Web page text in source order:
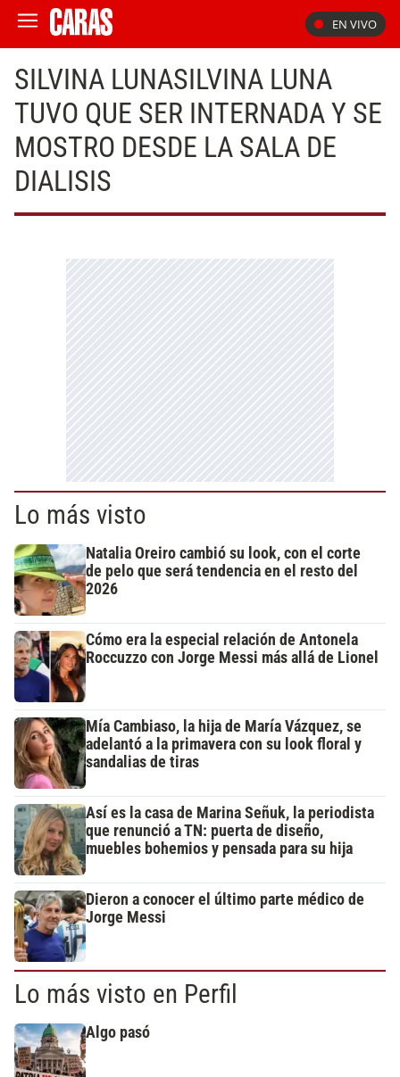
EN VIVO
SILVINA LUNASILVINA LUNA
TUVO QUE SER INTERNADA Y SE
MOSTRO DESDE LA SALA DE
DIALISIS
Lo más visto
Natalia Oreiro cambió su look, con el corte
de pelo que será tendencia en el resto del
2026
Cómo era la especial relación de Antonela
Roccuzzo con Jorge Messi más allá de Lionel
Mía Cambiaso, la hija de María Vázquez, se
adelantó a la primavera con su look floral y
sandalias de tiras
Así es la casa de Marina Señuk, la periodista
que renunció a TN: puerta de diseño,
muebles bohemios y pensada para su hija
Dieron a conocer el último parte médico de
Jorge Messi
Lo más visto en Perfil
Algo pasó